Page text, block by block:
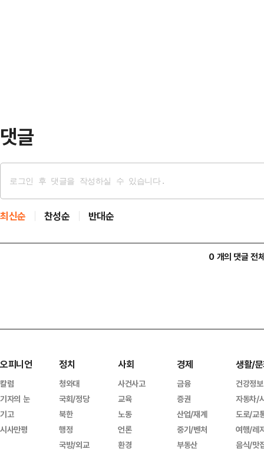
댓글
최신순 찬성순 반대순
0 개의 댓글 전
오피니언
칼럼
기자의 눈
기고
시사만평
정치
청와대
국회/정당
북한
행정
국방/외교
사회
사건사고
교육
노동
언론
환경
경제
금융
증권
산업/재계
중기/벤처
부동산
생활/
건강정보
자동차/
도로/교
여행/레
음식/맛